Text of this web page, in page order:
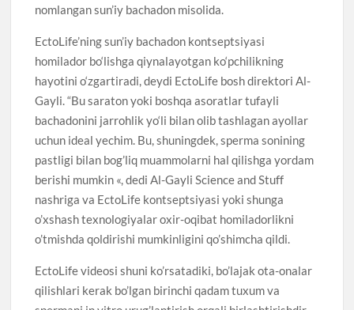
nomlangan sun’iy bachadon misolida.
EctoLife’ning sun’iy bachadon kontseptsiyasi
homilador bo‘lishga qiynalayotgan ko‘pchilikning
hayotini o‘zgartiradi, deydi EctoLife bosh direktori Al-
Gayli. “Bu saraton yoki boshqa asoratlar tufayli
bachadonini jarrohlik yo‘li bilan olib tashlagan ayollar
uchun ideal yechim. Bu, shuningdek, sperma sonining
pastligi bilan bog’liq muammolarni hal qilishga yordam
berishi mumkin «, dedi Al-Gayli Science and Stuff
nashriga va EctoLife kontseptsiyasi yoki shunga
o’xshash texnologiyalar oxir-oqibat homiladorlikni
o’tmishda qoldirishi mumkinligini qo’shimcha qildi.
EctoLife videosi shuni ko’rsatadiki, bo’lajak ota-onalar
qilishlari kerak bo’lgan birinchi qadam tuxum va